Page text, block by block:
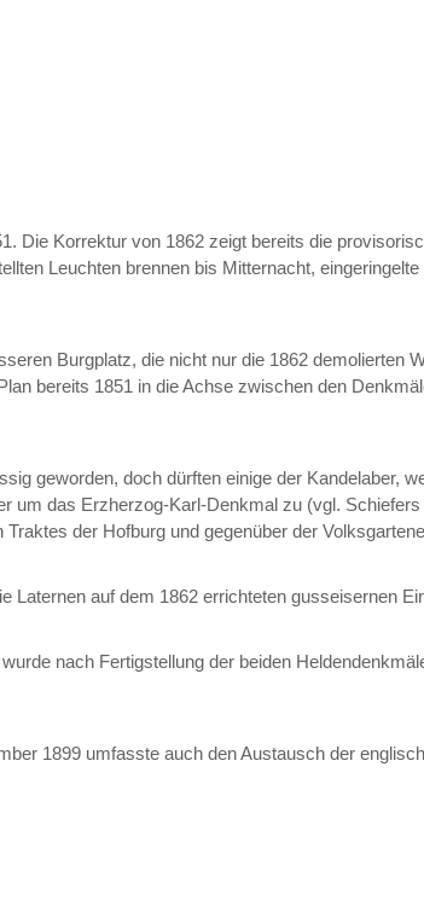
Die Korrektur von 1862 zeigt bereits die
Leuchten brennen bis Mitternacht,
Burgplatz, die nicht nur die 1862 demolierten
bereits 1851 in die Achse zwischen den
geworden, doch dürften einige der Kandelaber,
um das Erzherzog-Karl-Denkmal zu (vgl.
der Hofburg und gegenüber der
auf dem 1862 errichteten gusseisernen
nach Fertigstellung der beiden
1899 umfasste auch den Austausch der